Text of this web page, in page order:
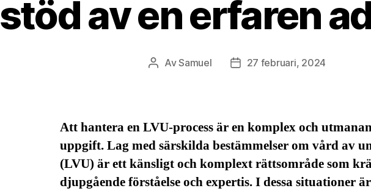
stöd av en erfaren
Inläggsförfattare
AvSamuel Inläggsdatum
27 februari, 2024
Att hantera en LVU-process är en komplex och
uppgift. Lag med särskilda bestämmelser om vård av
(LVU) är ett känsligt och komplext rättsområde som
djupgående förståelse och expertis. I dessa situationer